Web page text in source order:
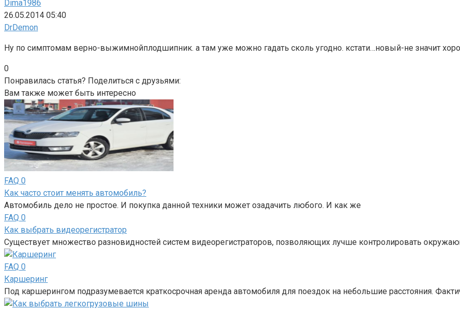
Dima1986
26.05.2014 05:40
DrDemon
Ну по симптомам верно-выжимнойплодшипник. а там уже можно гадать сколь угодно. кстати…новый-не значит
0
Понравилась статья? Поделиться с друзьями:
Вам также может быть интересно
FAQ 0
Как часто стоит менять автомобиль?
Автомобиль дело не простое. И покупка данной техники может озадачить любого. И как же
FAQ 0
Как выбрать видеорегистратор
Существует множество разновидностей систем видеорегистраторов, позволяющих лучше контролировать
FAQ 0
Каршеринг
Под каршерингом подразумевается краткосрочная аренда автомобиля для поездок на небольшие расстояния.